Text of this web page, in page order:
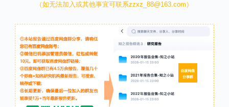
（如无法加入或其他事宜可联系zzxz_88@163.com）